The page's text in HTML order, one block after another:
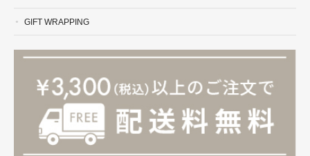
GIFT WRAPPING